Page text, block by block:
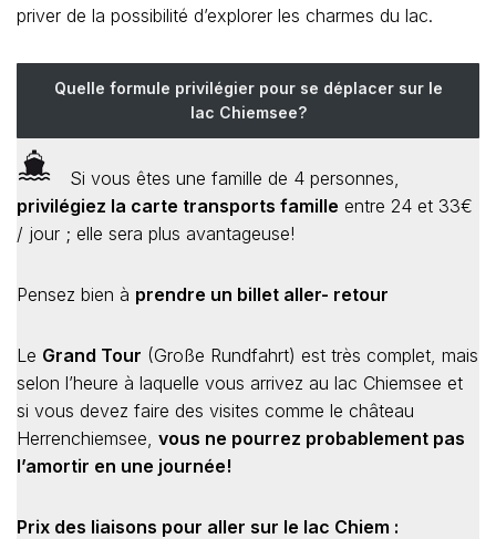
priver de la possibilité d’explorer les charmes du lac.
Quelle formule privilégier pour se déplacer sur le
lac Chiemsee?
Si vous êtes une famille de 4 personnes,
privilégiez la carte transports famille entre 24 et 33€
/ jour ; elle sera plus avantageuse!
Pensez bien à prendre un billet aller- retour
Le Grand Tour (Große Rundfahrt) est très complet, mais
selon l’heure à laquelle vous arrivez au lac Chiemsee et
si vous devez faire des visites comme le château
Herrenchiemsee, vous ne pourrez probablement pas
l’amortir en une journée!
Prix des liaisons pour aller sur le lac Chiem :